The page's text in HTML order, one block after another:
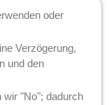
oder
Verzögerung,
und den
wir "No"; dadurch